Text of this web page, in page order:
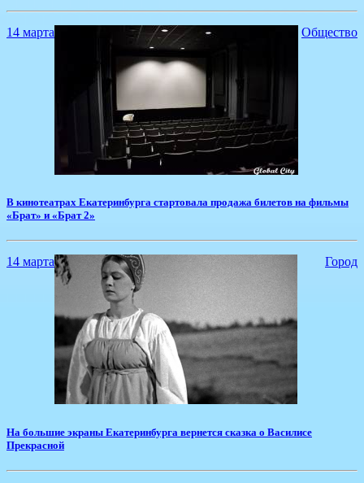
14 марта Общество
​В кинотеатрах Екатеринбурга стартовала продажа билетов на фильмы
«Брат» и «Брат 2»
14 марта Город
На большие экраны Екатеринбурга вернется сказка о Василисе
Прекрасной